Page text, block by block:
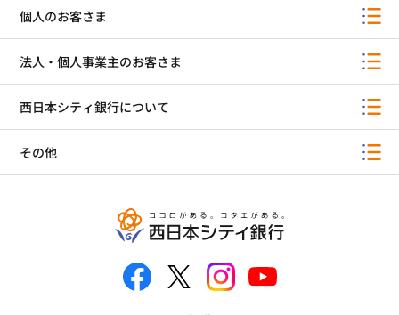
個人のお客さま
法人・個人事業主のお客さま
西日本シティ銀行について
その他